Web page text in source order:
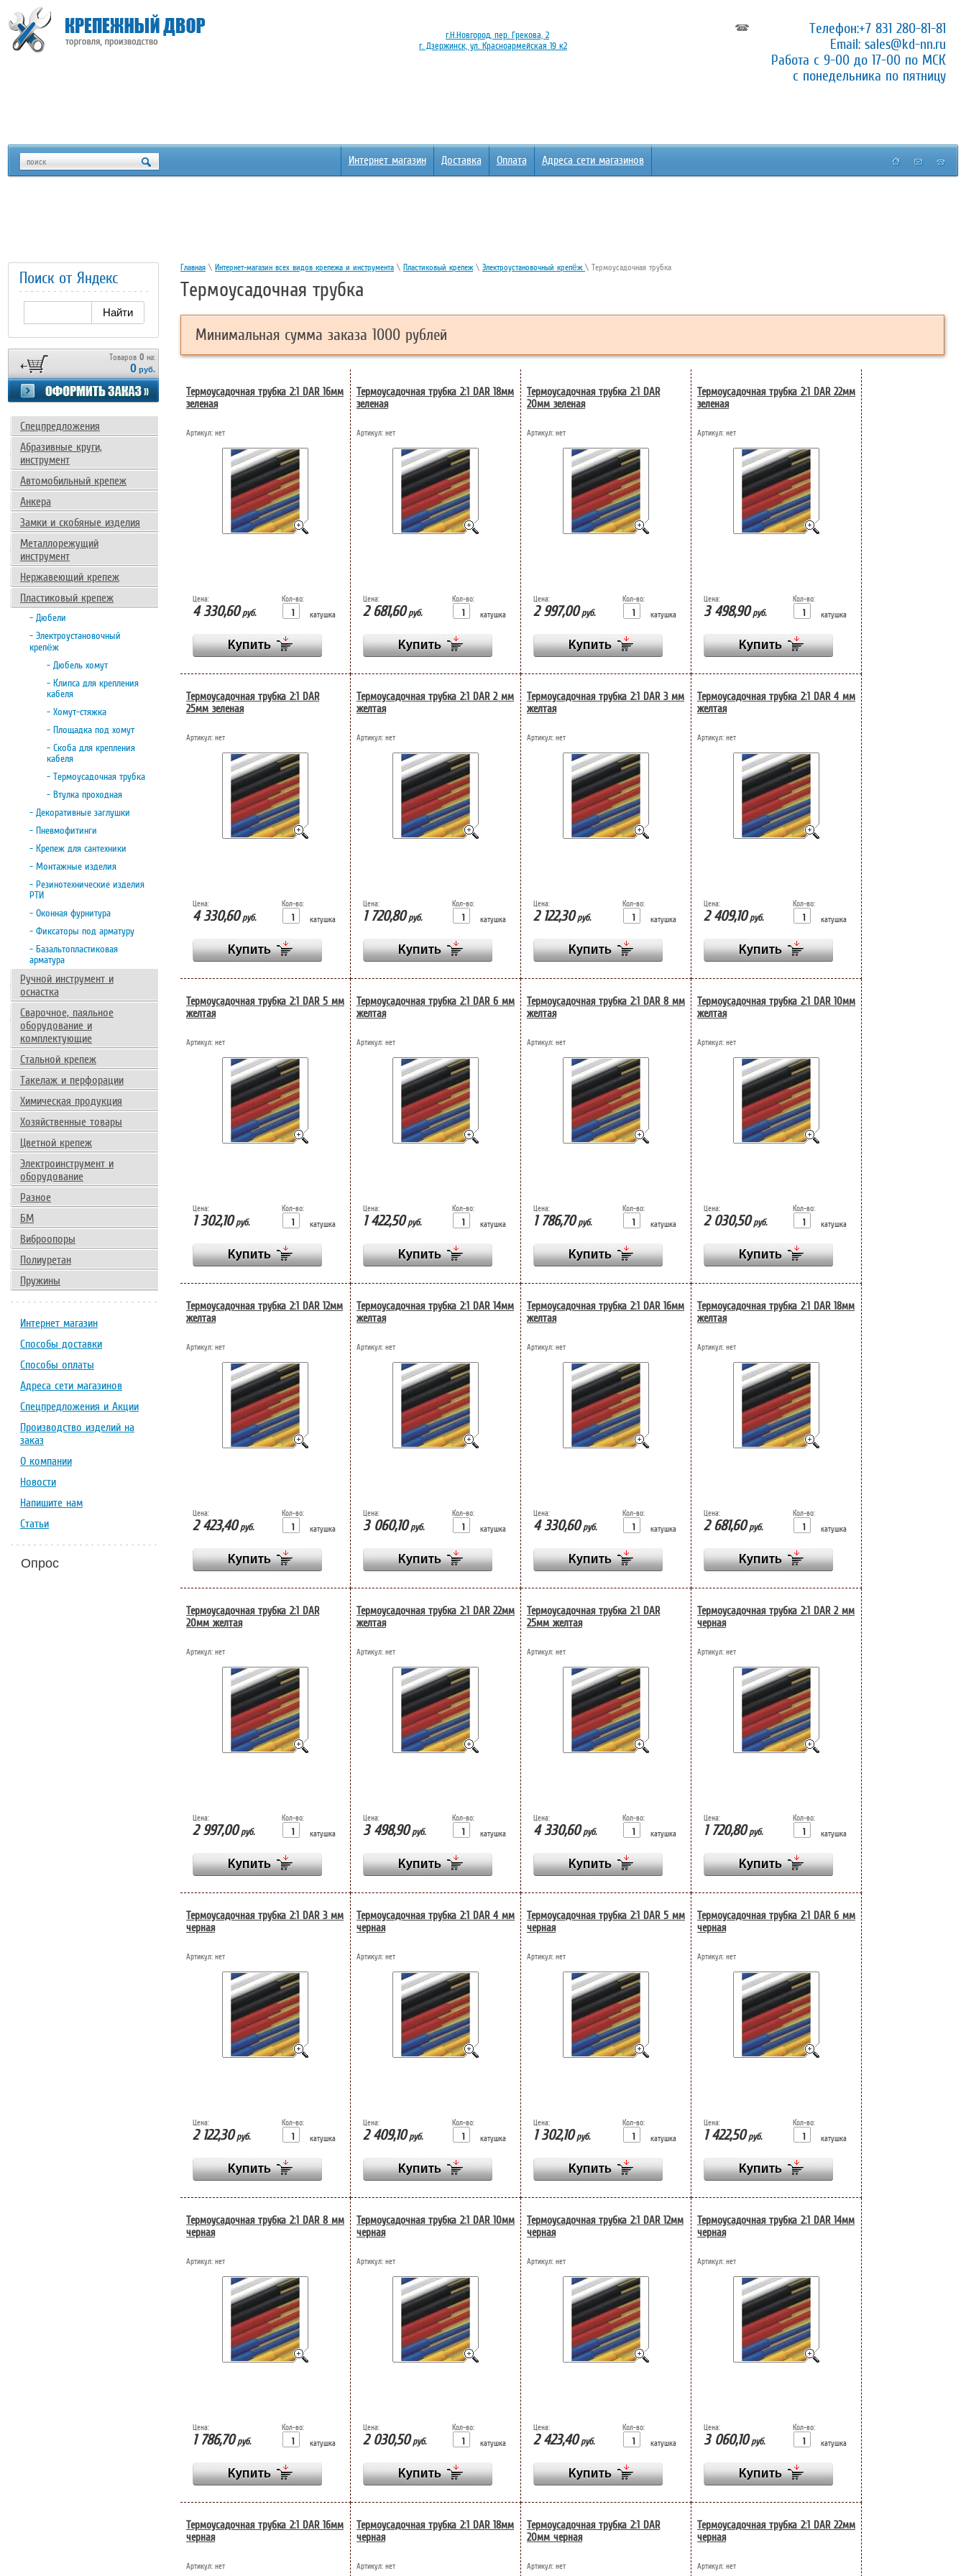
Интернет магазин Доставка Оплата Адреса сети магазинов
Телефон:+7 831 280-81-81
Email: sales@kd-nn.ru
Работа с 9-00 до 17-00 по МСК
с понедельника по пятницу
г.Н.Новгород, пер. Грекова, 2
г. Дзержинск, ул. Красноармейская 19 к2
Главная \ Интернет-магазин всех видов крепежа и инструмента \ Пластиковый крепеж\ Электроустановочный крепёж \ Термоусадочная трубка
Термоусадочная трубка
Минимальная сумма заказа 1000 рублей
Термоусадочная трубка 2:1 DAR 16мм
зеленая
Артикул: нет
Цена:
4 330,60руб.
Кол-во:
катушка
Термоусадочная трубка 2:1 DAR 18мм
зеленая
Артикул: нет
Цена:
2 681,60руб.
Кол-во:
катушка
Термоусадочная трубка 2:1 DAR
20мм зеленая
Артикул: нет
Цена:
2 997,00руб.
Кол-во:
катушка
Термоусадочная трубка 2:1 DAR 22мм
зеленая
Артикул: нет
Цена:
3 498,90руб.
Кол-во:
катушка
Термоусадочная трубка 2:1 DAR
25мм зеленая
Артикул: нет
Цена:
4 330,60руб.
Кол-во:
катушка
Термоусадочная трубка 2:1 DAR 2 мм
желтая
Артикул: нет
Цена:
1 720,80руб.
Кол-во:
катушка
Термоусадочная трубка 2:1 DAR 3 мм
желтая
Артикул: нет
Цена:
2 122,30руб.
Кол-во:
катушка
Термоусадочная трубка 2:1 DAR 4 мм
желтая
Артикул: нет
Цена:
2 409,10руб.
Кол-во:
катушка
Термоусадочная трубка 2:1 DAR 5 мм
желтая
Артикул: нет
Цена:
1 302,10руб.
Кол-во:
катушка
Термоусадочная трубка 2:1 DAR 6 мм
желтая
Артикул: нет
Цена:
1 422,50руб.
Кол-во:
катушка
Термоусадочная трубка 2:1 DAR 8 мм
желтая
Артикул: нет
Цена:
1 786,70руб.
Кол-во:
катушка
Термоусадочная трубка 2:1 DAR 10мм
желтая
Артикул: нет
Цена:
2 030,50руб.
Кол-во:
катушка
Термоусадочная трубка 2:1 DAR 12мм
желтая
Артикул: нет
Цена:
2 423,40руб.
Кол-во:
катушка
Термоусадочная трубка 2:1 DAR 14мм
желтая
Артикул: нет
Цена:
3 060,10руб.
Кол-во:
катушка
Термоусадочная трубка 2:1 DAR 16мм
желтая
Артикул: нет
Цена:
4 330,60руб.
Кол-во:
катушка
Термоусадочная трубка 2:1 DAR 18мм
желтая
Артикул: нет
Цена:
2 681,60руб.
Кол-во:
катушка
Термоусадочная трубка 2:1 DAR
20мм желтая
Артикул: нет
Цена:
2 997,00руб.
Кол-во:
катушка
Термоусадочная трубка 2:1 DAR 22мм
желтая
Артикул: нет
Цена:
3 498,90руб.
Кол-во:
катушка
Термоусадочная трубка 2:1 DAR
25мм желтая
Артикул: нет
Цена:
4 330,60руб.
Кол-во:
катушка
Термоусадочная трубка 2:1 DAR 2 мм
черная
Артикул: нет
Цена:
1 720,80руб.
Кол-во:
катушка
Термоусадочная трубка 2:1 DAR 3 мм
черная
Артикул: нет
Цена:
2 122,30руб.
Кол-во:
катушка
Термоусадочная трубка 2:1 DAR 4 мм
черная
Артикул: нет
Цена:
2 409,10руб.
Кол-во:
катушка
Термоусадочная трубка 2:1 DAR 5 мм
черная
Артикул: нет
Цена:
1 302,10руб.
Кол-во:
катушка
Термоусадочная трубка 2:1 DAR 6 мм
черная
Артикул: нет
Цена:
1 422,50руб.
Кол-во:
катушка
Термоусадочная трубка 2:1 DAR 8 мм
черная
Артикул: нет
Цена:
1 786,70руб.
Кол-во:
катушка
Термоусадочная трубка 2:1 DAR 10мм
черная
Артикул: нет
Цена:
2 030,50руб.
Кол-во:
катушка
Термоусадочная трубка 2:1 DAR 12мм
черная
Артикул: нет
Цена:
2 423,40руб.
Кол-во:
катушка
Термоусадочная трубка 2:1 DAR 14мм
черная
Артикул: нет
Цена:
3 060,10руб.
Кол-во:
катушка
Термоусадочная трубка 2:1 DAR 16мм
черная
Артикул: нет
Термоусадочная трубка 2:1 DAR 18мм
черная
Артикул: нет
Термоусадочная трубка 2:1 DAR
20мм черная
Артикул: нет
Термоусадочная трубка 2:1 DAR 22мм
черная
Артикул: нет
Поиск от Яндекс
Товаров 0 на:
0 руб.
Спецпредложения
Абразивные круги,
инструмент
Автомобильный крепеж
Анкера
Замки и скобяные изделия
Металлорежущий
инструмент
Нержавеющий крепеж
Пластиковый крепеж
- Дюбели
- Электроустановочный
крепёж
- Дюбель хомут
- Клипса для крепления
кабеля
- Хомут-стяжка
- Площадка под хомут
- Скоба для крепления
кабеля
- Термоусадочная трубка
- Втулка проходная
- Декоративные заглушки
- Пневмофитинги
- Крепеж для сантехники
- Монтажные изделия
- Резинотехнические изделия
РТИ
- Оконная фурнитура
- Фиксаторы под арматуру
- Базальтопластиковая
арматура
Ручной инструмент и
оснастка
Сварочное, паяльное
оборудование и
комплектующие
Стальной крепеж
Такелаж и перфорации
Химическая продукция
Хозяйственные товары
Цветной крепеж
Электроинструмент и
оборудование
Разное
БМ
Виброопоры
Полиуретан
Пружины
Интернет магазин
Способы доставки
Способы оплаты
Адреса сети магазинов
Спецпредложения и Акции
Производство изделий на
заказ
О компании
Новости
Напишите нам
Статьи
Опрос